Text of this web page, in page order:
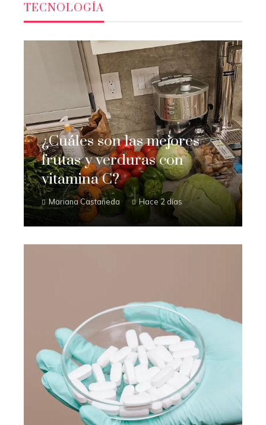
TECNOLOGÍA
¿Cuáles son las mejores
frutas y verduras con
vitamina C?
Mariana Castañeda Hace 2 días